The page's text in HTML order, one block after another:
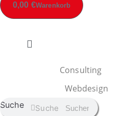
0,00 €Warenkorb
Consulting
Webdesign
Suche Suche